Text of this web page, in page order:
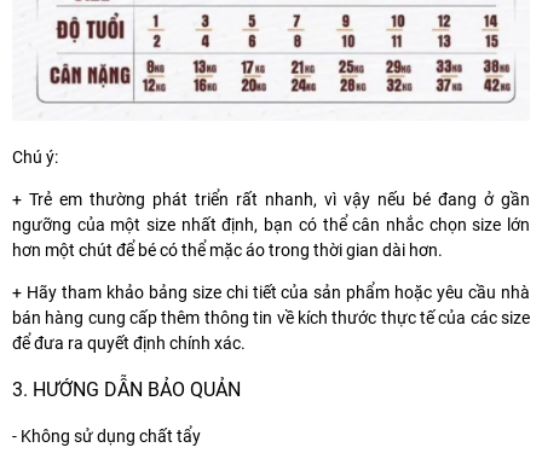
Chú ý:
+ Trẻ em thường phát triển rất nhanh, vì vậy nếu bé đang ở gần
ngưỡng của một size nhất định, bạn có thể cân nhắc chọn size lớn
hơn một chút để bé có thể mặc áo trong thời gian dài hơn.
+ Hãy tham khảo bảng size chi tiết của sản phẩm hoặc yêu cầu nhà
bán hàng cung cấp thêm thông tin về kích thước thực tế của các size
để đưa ra quyết định chính xác.
3. HƯỚNG DẪN BẢO QUẢN
- Không sử dụng chất tẩy